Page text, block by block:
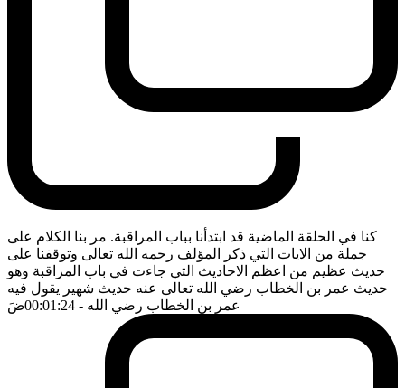
كنا في الحلقة الماضية قد ابتدأنا بباب المراقبة. مر بنا الكلام على
جملة من الايات التي ذكر المؤلف رحمه الله تعالى وتوقفنا على
حديث عظيم من اعظم الاحاديث التي جاءت في باب المراقبة وهو
حديث عمر بن الخطاب رضي الله تعالى عنه حديث شهير يقول فيه
عمر بن الخطاب رضي الله - 00:01:24 ضَ